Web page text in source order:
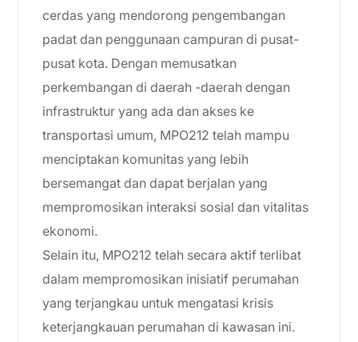
cerdas yang mendorong pengembangan
padat dan penggunaan campuran di pusat-
pusat kota. Dengan memusatkan
perkembangan di daerah -daerah dengan
infrastruktur yang ada dan akses ke
transportasi umum, MPO212 telah mampu
menciptakan komunitas yang lebih
bersemangat dan dapat berjalan yang
mempromosikan interaksi sosial dan vitalitas
ekonomi.
Selain itu, MPO212 telah secara aktif terlibat
dalam mempromosikan inisiatif perumahan
yang terjangkau untuk mengatasi krisis
keterjangkauan perumahan di kawasan ini.